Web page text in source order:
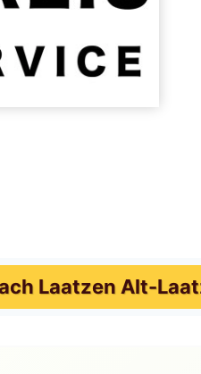
Laatzen Alt-